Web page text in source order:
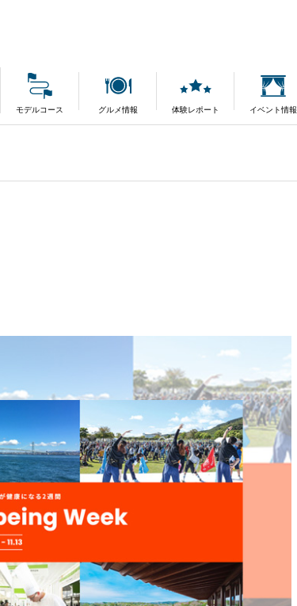
モデルコース グルメ情報 体験レポート イベント情報